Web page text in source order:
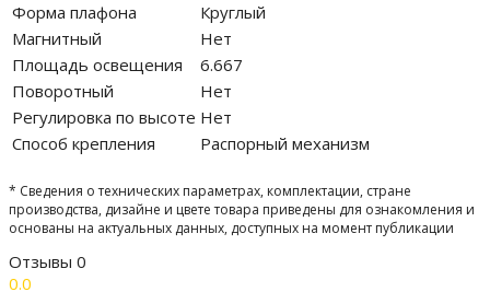
Форма плафона
Круглый
Магнитный
Нет
Площадь освещения
6.667
Поворотный
Нет
Регулировка по высоте Нет
Способ крепления
Распорный механизм
* Сведения о технических параметрах, комплектации, стране
производства, дизайне и цвете товара приведены для ознакомления и
основаны на актуальных данных, доступных на момент публикации
Отзывы 0
0.0